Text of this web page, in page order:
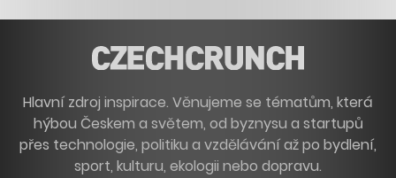
Hlavní zdroj inspirace. Věnujeme se tématům, která
hýbou Českem a světem, od byznysu a startupů
přes technologie, politiku a vzdělávání až po bydlení,
sport, kulturu, ekologii nebo dopravu.